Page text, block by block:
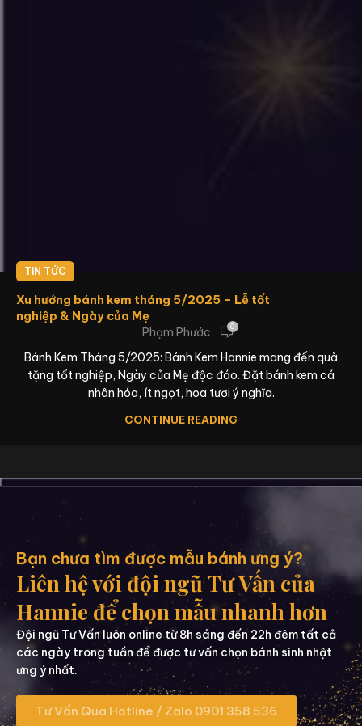
TIN TỨC
Xu hướng bánh kem tháng 5/2025 – Lễ tốt
nghiệp & Ngày của Mẹ
Phạm Phước
0
Bánh Kem Tháng 5/2025: Bánh Kem Hannie mang đến quà
tặng tốt nghiệp, Ngày của Mẹ độc đáo. Đặt bánh kem cá
nhân hóa, ít ngọt, hoa tươi ý nghĩa.
CONTINUE READING
Bạn chưa tìm được mẫu bánh ưng ý?
Liên hệ với đội ngũ Tư Vấn của
Hannie để chọn mẫu nhanh hơn
Đội ngũ Tư Vấn luôn online từ 8h sáng đến 22h đêm tất cả
các ngày trong tuần để được tư vấn chọn bánh sinh nhật
ưng ý nhất.
Tư Vấn Qua Hotline / Zalo 0901 358 536